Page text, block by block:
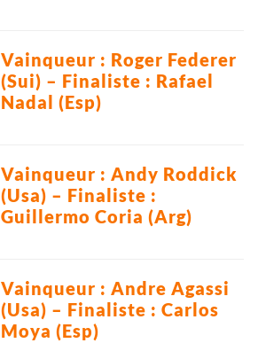
Vainqueur : Roger Federer
(Sui) – Finaliste : Rafael
Nadal (Esp)
Vainqueur : Andy Roddick
(Usa) – Finaliste :
Guillermo Coria (Arg)
Vainqueur : Andre Agassi
(Usa) – Finaliste : Carlos
Moya (Esp)